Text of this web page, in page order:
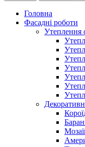
Головна
Фасадні роботи
Утеплення